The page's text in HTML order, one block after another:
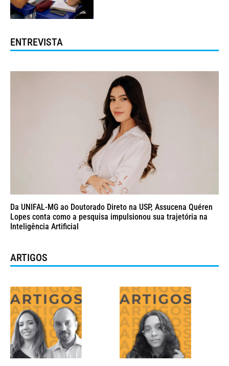
ENTREVISTA
Da UNIFAL-MG ao Doutorado Direto na USP, Assucena Quéren
Lopes conta como a pesquisa impulsionou sua trajetória na
Inteligência Artificial
ARTIGOS